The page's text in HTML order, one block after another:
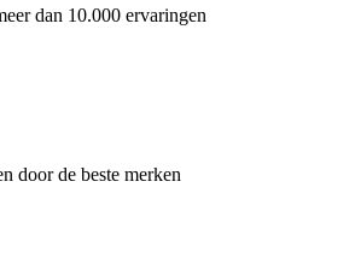
dan 10.000 ervaringen
door de beste merken